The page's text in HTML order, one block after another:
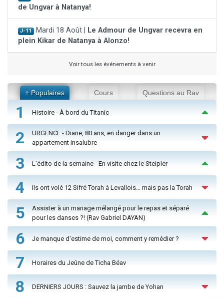
de Ungvar à Natanya!
J-11 Mardi 18 Août |
Le Admour de Ungvar recevra en
plein Kikar de Natanya à Alonzo!
Voir tous les événements à venir
+ Populaires Cours Questions au Rav
1 Histoire - À bord du Titanic
2
URGENCE - Diane, 80 ans, en danger dans un
appartement insalubre
3 L'édito de la semaine - En visite chez le Steipler
4 Ils ont volé 12 Sifré Torah à Levallois… mais pas la Torah
5
Assister à un mariage mélangé pour le repas et séparé
pour les danses ?! (Rav Gabriel DAYAN)
6 Je manque d'estime de moi, comment y remédier ?
7 Horaires du Jeûne de Ticha Béav
8 DERNIERS JOURS : Sauvez la jambe de Yohan